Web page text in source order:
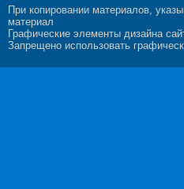
При копировании материалов,
материал
Графические элементы дизайна
Запрещено использовать